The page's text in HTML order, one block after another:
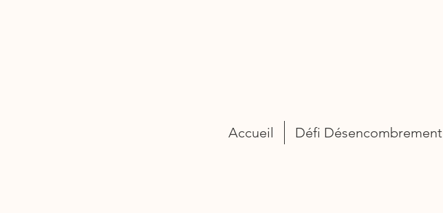
Accueil Défi Désencombrement